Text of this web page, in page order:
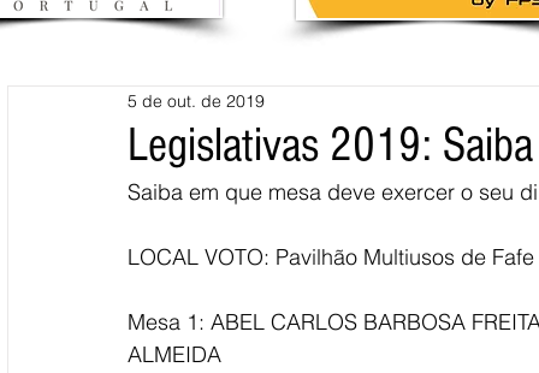
Legislativas 2019:
5 de out. de 2019
Saiba em que mesa deve exercer o seu
LOCAL VOTO: Pavilhão Multiusos de Fafe
Mesa 1: ABEL CARLOS BARBOSA
ALMEIDA